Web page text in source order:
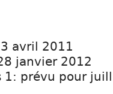
avril 2011
janvier 2012
1: prévu pour